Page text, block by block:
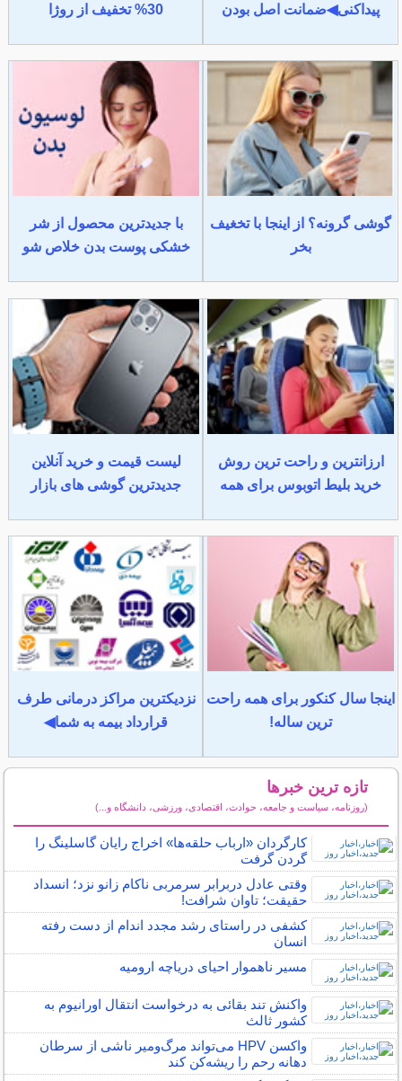
پیداکنی◀ضمانت اصل بودن
30% تخفیف از روژا
گوشی گرونه؟ از اینجا با تخغیف
بخر
با جدیدترین محصول از شر
خشکی پوست بدن خلاص شو
ارزانترین و راحت ترین روش
خرید بلیط اتوبوس برای همه
لیست قیمت و خرید آنلاین
جدیدترین گوشی های بازار
اینجا سال کنکور برای همه راحت
ترین ساله!
نزدیکترین مراکز درمانی طرف
قرارداد بیمه به شما◀
تازه ترین خبرها
(روزنامه، سیاست و جامعه، حوادث، اقتصادی، ورزشی، دانشگاه و...)
کارگردان «ارباب حلقه‌ها» اخراج رایان گاسلینگ را
گردن گرفت
وقتی عادل دربرابر سرمربی ناکام زانو نزد؛ انسداد
حقیقت؛ تاوان شرافت!
کشفی در راستای رشد مجدد اندام از دست رفته
انسان
مسیر ناهموار احیای دریاچه ارومیه
واکنش تند بقائی به درخواست انتقال اورانیوم به
کشور ثالث
واکسن HPV می‌تواند مرگ‌ومیر ناشی از سرطان
دهانه رحم را ریشه‌کن کند